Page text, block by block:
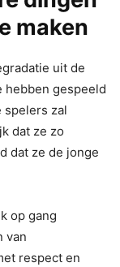
maken
uit de
hebben gespeeld
spelers zal
dat ze zo
dat ze de jonge
op gang
van
respect en